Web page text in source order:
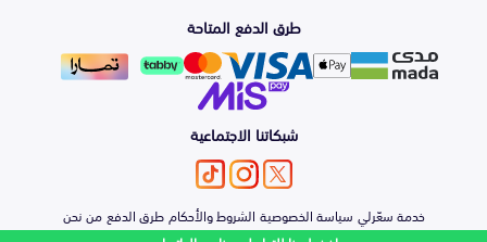
الشمعات
والاصطبات (الاضاءة)
الفرامل والأقمشة
الأبواب، الرفرف
والكبوت
اكسسوارات العناية
الزيوت و السوائل
التلميع والعناية
حماية مقدمة السيارة
هيونداي
كيا
نيسان
طرق الدفع المتاحة
شبكاتنا الاجتماعية
خدمة سعّرلي سياسة الخصوصية الشروط والأحكامطرق الدفعمن نحن